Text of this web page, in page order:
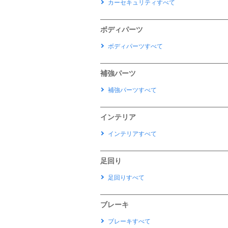
カーセキュリティすべて
ボディパーツ
ボディパーツすべて
補強パーツ
補強パーツすべて
インテリア
インテリアすべて
足回り
足回りすべて
ブレーキ
ブレーキすべて